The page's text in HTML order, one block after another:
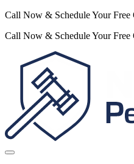
Call Now & Schedule Your Free
Call Now & Schedule Your Free